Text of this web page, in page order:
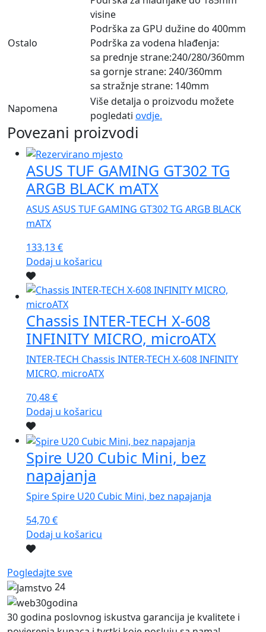
Ostalo
visine
Podrška za GPU dužine do 400mm
Podrška za vodena hlađenja:
sa prednje strane:240/280/360mm
sa gornje strane: 240/360mm
sa stražnje strane: 140mm
Napomena
Više detalja o proizvodu možete
pogledati ovdje.
Povezani proizvodi
ASUS TUF GAMING GT302 TG
ARGB BLACK mATX
ASUS ASUS TUF GAMING GT302 TG ARGB BLACK
mATX
133,13€
Dodaj u košaricu
Chassis INTER-TECH X-608
INFINITY MICRO, microATX
INTER-TECH Chassis INTER-TECH X-608 INFINITY
MICRO, microATX
70,48€
Dodaj u košaricu
Spire U20 Cubic Mini, bez
napajanja
Spire Spire U20 Cubic Mini, bez napajanja
54,70€
Dodaj u košaricu
Pogledajte sve
24
30 godina poslovnog iskustva garancija je kvalitete i